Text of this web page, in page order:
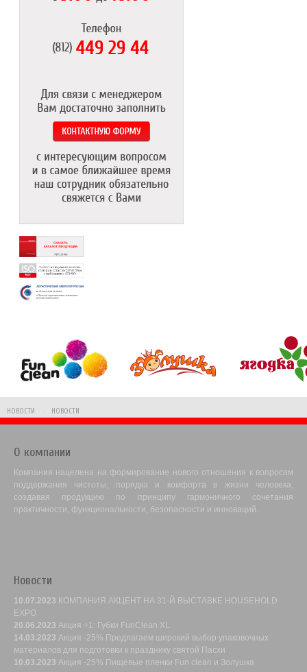
НОВОСТИ НОВОСТИ
О компании
Компания нацелена на формирование нового отношения к вопросам
поддержания чистоты, порядка и комфорта в жизни человека,
создавая продукцию по принципу гармоничного сочетания
практичности, функциональности, безопасности и инноваций.
Новости
10.07.2023 КОМПАНИЯ АКЦЕНТ НА 31-Й ВЫСТАВКЕ HOUSEHOLD
EXPO
20.06.2023 Акция +1: Губки FunClean XL
14.03.2023 Акция -25% Предлагаем широкий выбор упаковочных
материалов для подготовки к празднику святой Пасхи
10.03.2023 Акция -25% Пищевые пленки Fun clean и Золушка